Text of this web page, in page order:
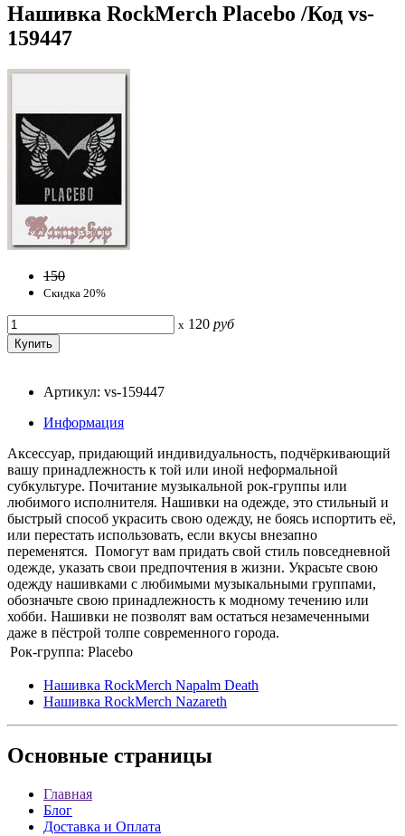
Нашивка RockMerch Placebo /Код vs-
159447
150
Скидка 20%
x 120 руб
Артикул: vs-159447
Информация
Аксессуар, придающий индивидуальность, подчёркивающий
вашу принадлежность к той или иной неформальной
субкультуре. Почитание музыкальной рок-группы или
любимого исполнителя. Нашивки на одежде, это стильный и
быстрый способ украсить свою одежду, не боясь испортить её,
или перестать использовать, если вкусы внезапно
переменятся. Помогут вам придать свой стиль повседневной
одежде, указать свои предпочтения в жизни. Украсьте свою
одежду нашивками с любимыми музыкальными группами,
обозначьте свою принадлежность к модному течению или
хобби. Нашивки не позволят вам остаться незамеченными
даже в пёстрой толпе современного города.
Рок-группа: Placebo
Нашивка RockMerch Napalm Death
Нашивка RockMerch Nazareth
Основные страницы
Главная
Блог
Доставка и Оплата